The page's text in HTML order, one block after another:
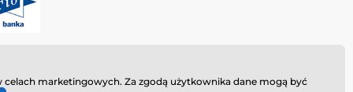
marketingowych. Za zgodą użytkownika dane mogą być